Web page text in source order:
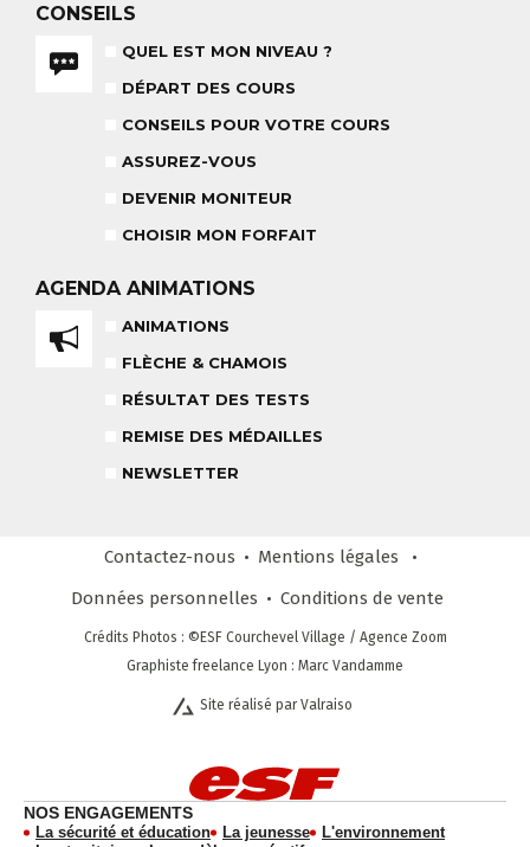
NOS MONITEURS
AVIS CLIENTS
CARRÉ NEIGE
CHOISIR MON FORFAIT
RÉSULTAT DES TESTS
REMISE DES MÉDAILLES
NEWSLETTER
RESTEZ INFORMÉ !
8-14 ANS
STAGE COMPÉTITION
COURS PRIVÉ APRÈS-MIDI
À PARTIR DE 260€
FORMULE SUR MESURE
CONSEILS
QUEL EST MON NIVEAU ?
DÉPART DES COURS
CONSEILS POUR VOTRE COURS
ASSUREZ-VOUS
DEVENIR MONITEUR
CHOISIR MON FORFAIT
AGENDA ANIMATIONS
ANIMATIONS
FLÈCHE & CHAMOIS
RÉSULTAT DES TESTS
REMISE DES MÉDAILLES
NEWSLETTER
Contactez-nous
Mentions légales
Données personnelles
Conditions de vente
Crédits Photos : ©ESF Courchevel Village / Agence Zoom
Graphiste freelance Lyon : Marc Vandamme
Site réalisé par Valraiso
NOS ENGAGEMENTS
La sécurité et éducation La jeunesse
L'environnement